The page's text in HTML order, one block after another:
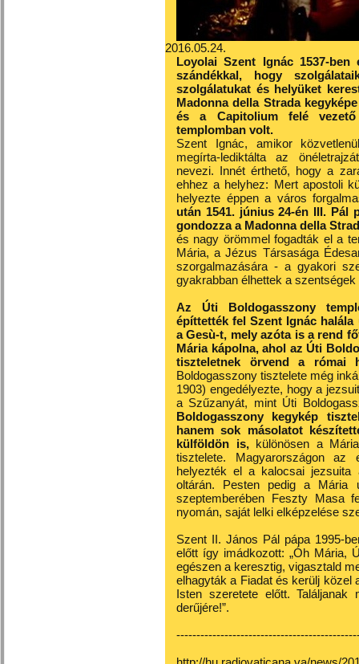
2016.05.24.
Loyolai Szent Ignác 1537-
szándékkal, hogy
szolgálatukat és helyüket
Madonna della Strada
és a Capitolium felé vezető
templomban volt.
Szent Ignác, amikor
megírta-lediktálta az
nevezi. Innét érthető, hogy a
ehhez a helyhez: Mert apostoli
helyezte éppen a város
után 1541. június 24-én III. Pál
gondozza a Madonna della
és nagy örömmel fogadták el a
Mária, a Jézus Társasága
szorgalmazására - a gyakori
gyakrabban élhettek a
Az Úti Boldogasszony
építtették fel Szent Ignác
a Gesù-t, mely azóta is a rend
Mária kápolna, ahol az Úti
tiszteletnek örvend a római
Boldogasszony tisztelete még
1903) engedélyezte, hogy a
a Szűzanyát, mint Úti
Boldogasszony kegykép
hanem sok másolatot
külföldön is, különösen a
tisztelete. Magyarországon az
helyezték el a kalocsai jezsuita
oltárán. Pesten pedig a Mária
szeptemberében Feszty Masa
nyomán, saját lelki elképzelése
Szent II. János Pál pápa 1995-
előtt így imádkozott: „Óh Mária,
egészen a keresztig, vigasztald
elhagyták a Fiadat és kerülj
Isten szeretete előtt.
derűjére!”.